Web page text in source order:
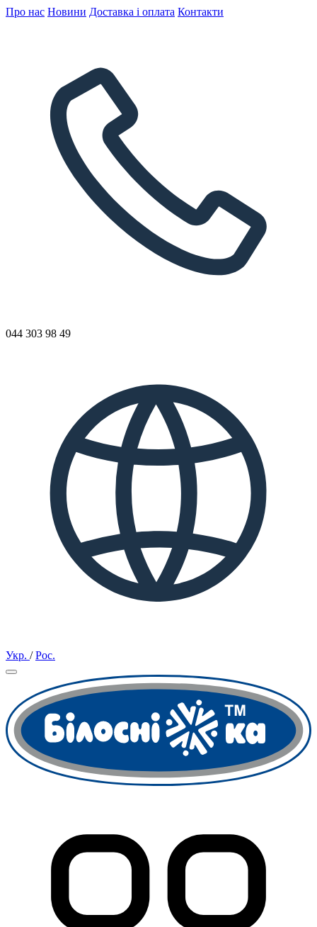
Про нас Новини Доставка і оплата Контакти
044 303 98 49
Укр. /Рос.